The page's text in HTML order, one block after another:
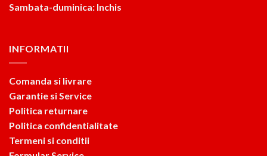
Sambata-duminica: Inchis
INFORMATII
Comanda si livrare
Garantie si Service
Politica returnare
Politica confidentialitate
Termeni si conditii